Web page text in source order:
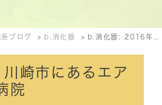
長ブログ b.消化器
崎市にあるエア
院